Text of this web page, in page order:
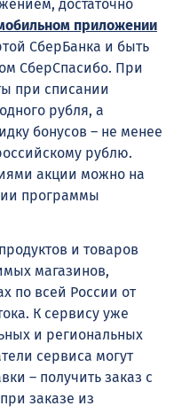
достаточно
приложении
СберБанка и быть
СберСпасибо. При
при списании
рубля, а
бонусов – не менее
рублю.
акции можно на
программы
и товаров
магазинов,
по всей России от
К сервису уже
и региональных
сервиса могут
– получить заказ с
заказе из